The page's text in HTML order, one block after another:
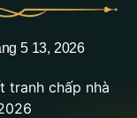
5 13, 2026
tranh chấp nhà